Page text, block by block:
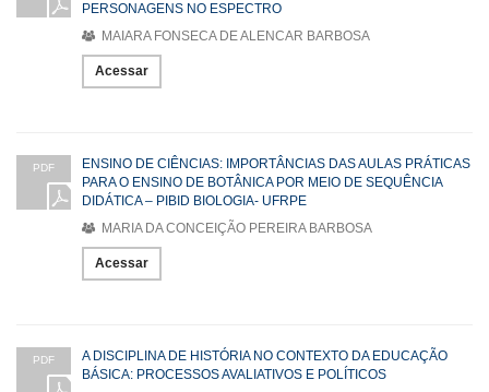
PERSONAGENS NO ESPECTRO
MAIARA FONSECA DE ALENCAR BARBOSA
Acessar
PDF
ENSINO DE CIÊNCIAS: IMPORTÂNCIAS DAS AULAS PRÁTICAS
PARA O ENSINO DE BOTÂNICA POR MEIO DE SEQUÊNCIA
DIDÁTICA – PIBID BIOLOGIA- UFRPE
MARIA DA CONCEIÇÃO PEREIRA BARBOSA
Acessar
PDF
A DISCIPLINA DE HISTÓRIA NO CONTEXTO DA EDUCAÇÃO
BÁSICA: PROCESSOS AVALIATIVOS E POLÍTICOS